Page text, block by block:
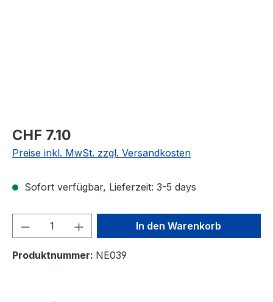
CHF 7.10
Preise inkl. MwSt. zzgl. Versandkosten
Sofort verfügbar, Lieferzeit: 3-5 days
Produkt Anzahl: Gib denIn den Warenkorb
Produktnummer: NE039